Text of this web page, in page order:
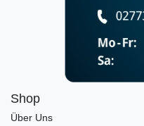
Shop
Über Uns